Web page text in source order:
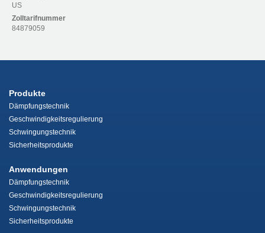
US
Zolltarifnummer
84879059
Produkte
Dämpfungstechnik
Geschwindigkeitsregulierung
Schwingungstechnik
Sicherheitsprodukte
Anwendungen
Dämpfungstechnik
Geschwindigkeitsregulierung
Schwingungstechnik
Sicherheitsprodukte